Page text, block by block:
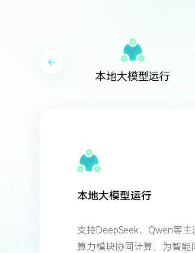
本地大模型运行
本地大模型运行
支持DeepSeek、Qwen等主
算力模块协同计算，为智